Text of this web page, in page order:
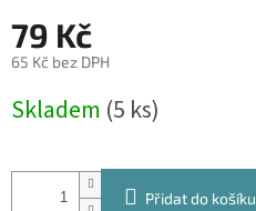
79 Kč
65 Kč bez DPH
cena:
Skladem (5 ks)
Přidat do košíku